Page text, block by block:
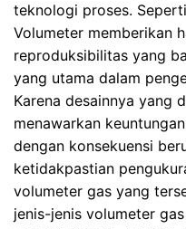
teknologi proses.
Volumeter memberikan
reproduksibilitas yang
yang utama dalam
Karena desainnya yang
menawarkan
dengan konsekuensi
ketidakpastian
volumeter gas yang
jenis-jenis volumeter